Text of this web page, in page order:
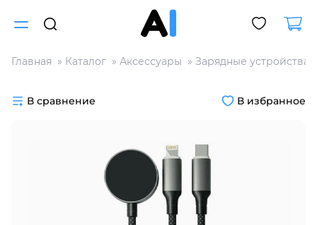
Главная Каталог Аксессуары Зарядные устройства
В сравнение В избранное
Разбейте
без переплат
График платежей